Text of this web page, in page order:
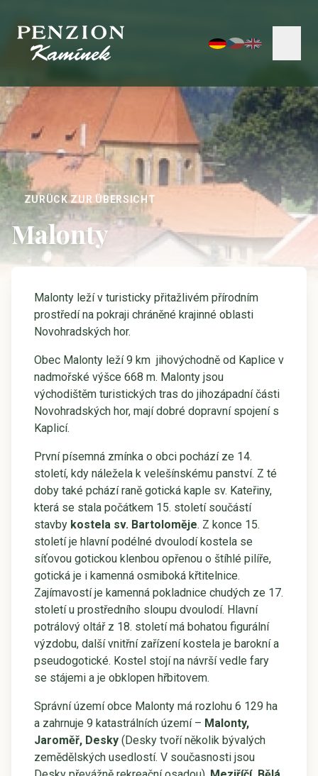
ZURÜCK ZUR ÜBERSICHT
Malonty
Malonty leží v turisticky přitažlivém přírodním
prostředí na pokraji chráněné krajinné oblasti
Novohradských hor.
Obec Malonty leží 9 km jihovýchodně od Kaplice v
nadmořské výšce 668 m. Malonty jsou
východištěm turistických tras do jihozápadní části
Novohradských hor, mají dobré dopravní spojení s
Kaplicí.
První písemná zmínka o obci pochází ze 14.
století, kdy náležela k velešínskému panství. Z té
doby také pchází raně gotická kaple sv. Kateřiny,
která se stala počátkem 15. století součástí
stavby kostela sv. Bartoloměje. Z konce 15.
století je hlavní podélné dvoulodí kostela se
síťovou gotickou klenbou opřenou o štíhlé pilíře,
gotická je i kamenná osmiboká křtitelnice.
Zajímavostí je kamenná pokladnice chudých ze 17.
století u prostředního sloupu dvoulodí. Hlavní
potrálový oltář z 18. století má bohatou figurální
výzdobu, další vnitřní zařízení kostela je barokní a
pseudogotické. Kostel stojí na návrší vedle fary
se stájemi a je obklopen hřbitovem.
Správní území obce Malonty má rozlohu 6 129 ha
a zahrnuje 9 katastrálních území – Malonty,
Jaroměř, Desky (Desky tvoří několik bývalých
zemědělských usedlostí. V současnosti jsou